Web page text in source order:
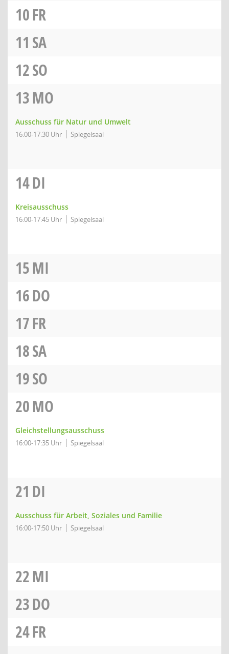
10FR
11 SA
12SO
13MO
Ausschuss für Natur und Umwelt
16:00-17:30 Uhr Spiegelsaal
14DI
Kreisausschuss
16:00-17:45 Uhr Spiegelsaal
15MI
16DO
17FR
18SA
19SO
20MO
Gleichstellungsausschuss
16:00-17:35 Uhr Spiegelsaal
21 DI
Ausschuss für Arbeit, Soziales und Familie
16:00-17:50 Uhr Spiegelsaal
22MI
23DO
24FR